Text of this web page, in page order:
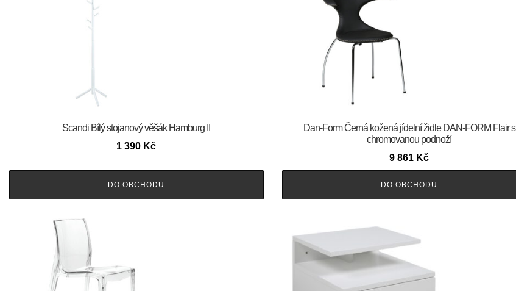
Scandi Bílý stojanový věšák Hamburg II
1 390 Kč
DO OBCHODU
​​​​​Dan-Form Černá kožená jídelní židle DAN-FORM Flair s
chromovanou podnoží
9 861 Kč
DO OBCHODU